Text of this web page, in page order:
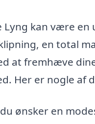
Lyng kan være
en total
at fremhæve
Her er nogle af
ønsker en